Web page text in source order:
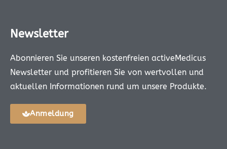
Newsletter
Abonnieren Sie unseren kostenfreien activeMedicus
Newsletter und profitieren Sie von wertvollen und
aktuellen Informationen rund um unsere Produkte.
Anmeldung